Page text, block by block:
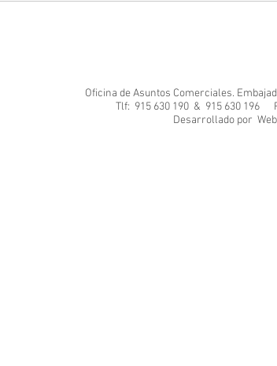
Oficina de Asuntos Comerciales.
Tlf: 915 630 190 & 915 630 196